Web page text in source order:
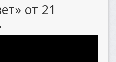
от 21